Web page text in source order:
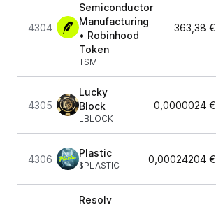
4304
Semiconductor
Manufacturing
• Robinhood
Token
TSM
363,38 €
4305
Lucky
Block
LBLOCK
0,0000024 €
4306
Plastic
$PLASTIC
0,00024204 €
Resolv